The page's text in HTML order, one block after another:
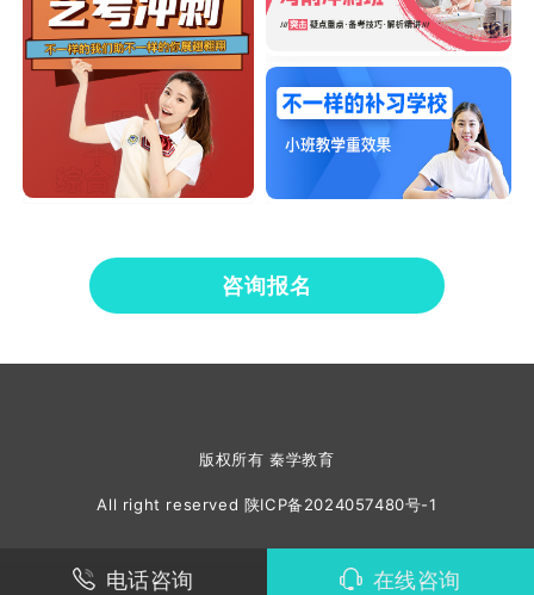
咨询报名
版权所有 秦学教育
All right reserved 陕ICP备2024057480号-1
电话咨询 在线咨询